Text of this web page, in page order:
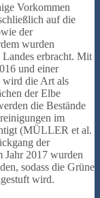
Vorkommen
auf die
der
wurden
erbracht. Mit
und einer
wird die Art als
der Elbe
die Bestände
im
(MÜLLER et al.
der
Jahr 2017 wurden
sodass die Grüne
wird.